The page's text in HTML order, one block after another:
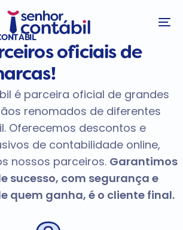
oficiaisde
é parceira oficial de grandes
renomados de diferentes
Oferecemos descontos e
de contabilidade online,
nossos parceiros. Garantimos
sucesso, com segurança e
quem ganha, é o cliente final.